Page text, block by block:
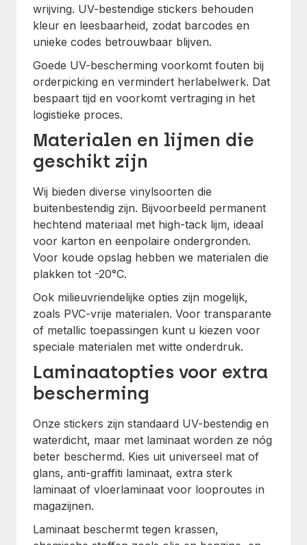
wrijving. UV-bestendige stickers behouden
kleur en leesbaarheid, zodat barcodes en
unieke codes betrouwbaar blijven.
Goede UV-bescherming voorkomt fouten bij
orderpicking en vermindert herlabelwerk. Dat
bespaart tijd en voorkomt vertraging in het
logistieke proces.
Materialen en lijmen die
geschikt zijn
Wij bieden diverse vinylsoorten die
buitenbestendig zijn. Bijvoorbeeld permanent
hechtend materiaal met high-tack lijm, ideaal
voor karton en eenpolaire ondergronden.
Voor koude opslag hebben we materialen die
plakken tot -20°C.
Ook milieuvriendelijke opties zijn mogelijk,
zoals PVC-vrije materialen. Voor transparante
of metallic toepassingen kunt u kiezen voor
speciale materialen met witte onderdruk.
Laminaatopties voor extra
bescherming
Onze stickers zijn standaard UV-bestendig en
waterdicht, maar met laminaat worden ze nóg
beter beschermd. Kies uit universeel mat of
glans, anti-graffiti laminaat, extra sterk
laminaat of vloerlaminaat voor looproutes in
magazijnen.
Laminaat beschermt tegen krassen,